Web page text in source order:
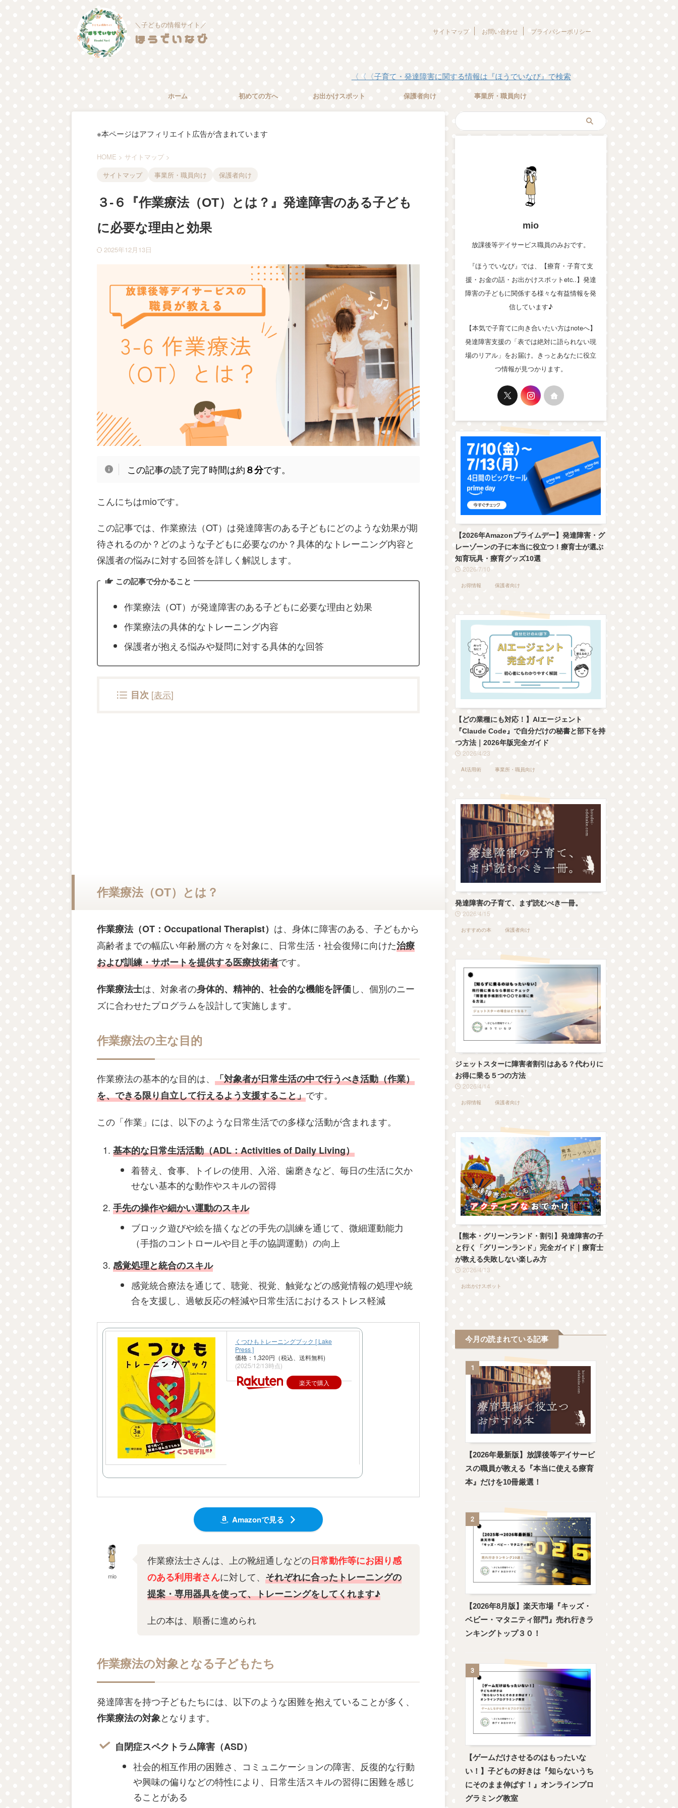
＼子どもの情報サイト／
ほうでいなび
サイトマップ お問い合わせ プライバシーポリシー
〈〈〈子育て・発達障害に関する情報は『ほうでいなび』で検索
ホーム 初めての方へ お出かけスポット 保護者向け 事業所・職員向け
※本ページはアフィリエイト広告が含まれています
HOME > サイトマップ >
サイトマップ
事業所・職員向け 保護者向け
３-６『作業療法（OT）とは？』発達障害のある子ども
に必要な理由と効果
2025年12月13日
この記事の読了完了時間は約８分です。
こんにちはmioです。
この記事では、作業療法（OT）は発達障害のある子どもにどのような効果が期
待されるのか？どのような子どもに必要なのか？具体的なトレーニング内容と
保護者の悩みに対する回答を詳しく解説します。
この記事で分かること
作業療法（OT）が発達障害のある子どもに必要な理由と効果
作業療法の具体的なトレーニング内容
保護者が抱える悩みや疑問に対する具体的な回答
目次 [表示]
作業療法（OT）とは？
作業療法（OT：Occupational Therapist） は、身体に障害のある、子どもから
高齢者までの幅広い年齢層の方々を対象に、日常生活・社会復帰に向けた治療
および訓練・サポートを提供する医療技術者です。
作業療法士は、対象者の身体的、精神的、社会的な機能を評価し、個別のニー
ズに合わせたプログラムを設計して実施します。
作業療法の主な目的
作業療法の基本的な目的は、 「対象者が日常生活の中で行うべき活動（作業）
を、できる限り自立して行えるよう支援すること」です。
この「作業」には、以下のような日常生活での多様な活動が含まれます。
基本的な日常生活活動（ADL：Activities of Daily Living）
着替え、食事、トイレの使用、入浴、歯磨きなど、毎日の生活に欠か
せない基本的な動作やスキルの習得
手先の操作や細かい運動のスキル
ブロック遊びや絵を描くなどの手先の訓練を通じて、微細運動能力
（手指のコントロールや目と手の協調運動）の向上
感覚処理と統合のスキル
感覚統合療法を通じて、聴覚、視覚、触覚などの感覚情報の処理や統
合を支援し、過敏反応の軽減や日常生活におけるストレス軽減
くつひもトレーニングブック [ Lake
Press ]
価格：1,320円（税込、送料無料)
(2025/12/13時点)
楽天で購入
Amazonで見る
mio
作業療法士さんは、上の靴紐通しなどの日常動作等にお困り感
のある利用者さんに対して、 それぞれに合ったトレーニングの
提案・専用器具を使って、トレーニングをしてくれます♪
上の本は、順番に進められる子どもに優しい内容なので
作業療法の対象となる子どもたち
発達障害を持つ子どもたちには、以下のような困難を抱えていることが多く、
自閉症スペクトラム障害（ASD）
社会的相互作用の困難さ、コミュニケーションの障害、反復的な行動
や興味の偏りなどの特性により、日常生活スキルの習得に困難を感じ
mio
放課後等デイサービス職員のみおです。
『ほうでいなび』では、【療育・子育て支
援・お金の話・お出かけスポットetc..】発達
障害の子どもに関係する様々な有益情報を発
信しています♪
【本気で子育てに向き合いたい方はnoteへ】
発達障害支援の「表では絶対に語られない現
場のリアル」をお届け。きっとあなたに役立
つ情報が見つかります。
【2026年Amazonプライムデー】発達障害・グ
レーゾーンの子に本当に役立つ！療育士が選ぶ
知育玩具・療育グッズ10選
2026/7/10
お得情報 保護者向け
【どの業種にも対応！】AIエージェント
『Claude Code』で自分だけの秘書と部下を持
つ方法｜2026年版完全ガイド
2026/4/23
AI活用術 事業所・職員向け
発達障害の子育て、まず読むべき一冊。
2026/4/15
おすすめの本 保護者向け
ジェットスターに障害者割引はある？代わりに
お得に乗る５つの方法
2026/4/14
お得情報 保護者向け
【熊本・グリーンランド・割引】発達障害の子
と行く「グリーンランド」完全ガイド｜療育士
が教える失敗しない楽しみ方
2026/4/13
お出かけスポット
今月の読まれている記事
1
【2026年最新版】放課後等デイサービ
スの職員が教える『本当に使える療育
本』だけを10冊厳選！
2
【2026年8月版】楽天市場『キッズ・
ベビー・マタニティ部門』売れ行きラ
ンキングトップ３０！
3
【ゲームだけさせるのはもったいな
い！】子どもの好きは『知らないうち
にそのまま伸ばす！』オンラインプロ
グラミング教室